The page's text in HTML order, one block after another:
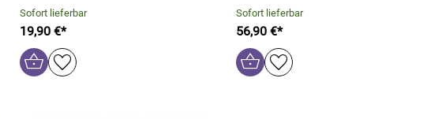
Sofort lieferbar
19,90 €*
Sofort lieferbar
56,90 €*